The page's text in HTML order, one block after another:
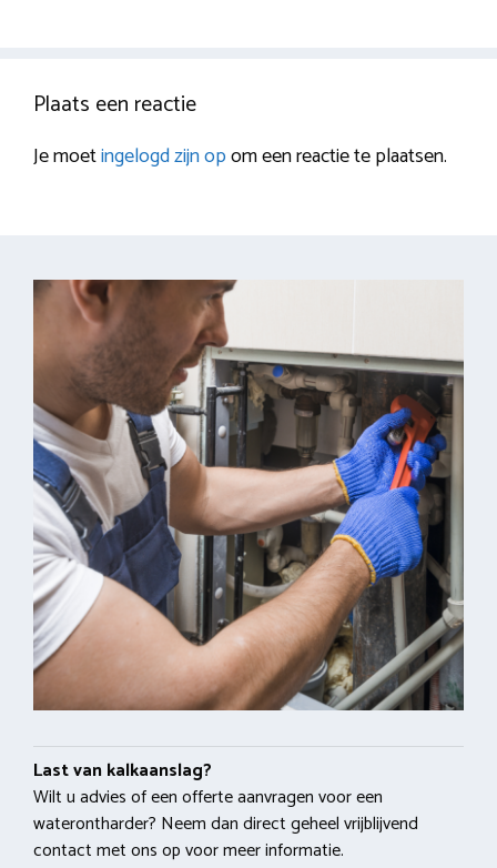
Plaats een reactie
Je moetingelogd zijn opom een reactie te plaatsen.
Last van kalkaanslag?
Wilt u advies of een offerte aanvragen voor een
waterontharder? Neem dan direct geheel vrijblijvend
contact met ons op voor meer informatie.